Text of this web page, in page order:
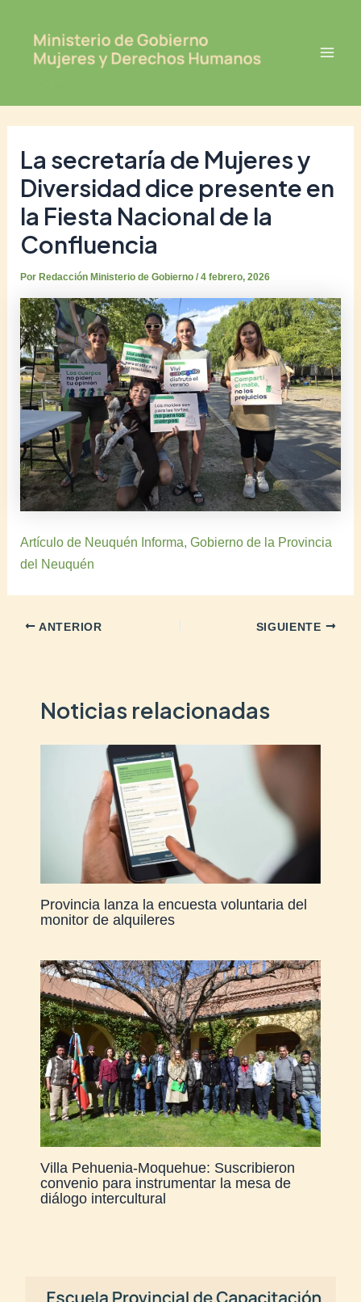
contenido
La secretaría de Mujeres y
Diversidad dice presente en
la Fiesta Nacional de la
Confluencia
Por Redacción Ministerio de Gobierno/4 febrero, 2026
Artículo de Neuquén Informa, Gobierno de la Provincia
del Neuquén
navigation
ANTERIOR SIGUIENTE
Noticias relacionadas
Provincia lanza la encuesta voluntaria del
monitor de alquileres
Villa Pehuenia-Moquehue: Suscribieron
convenio para instrumentar la mesa de
diálogo intercultural